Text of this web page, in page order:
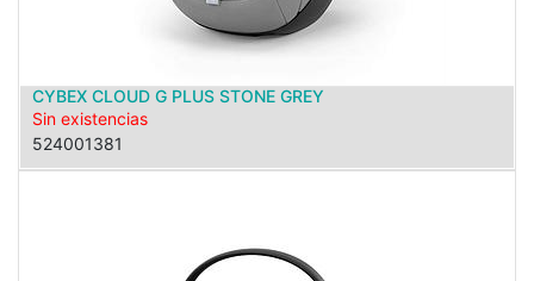
CYBEX CLOUD G PLUS STONE GREY
Sin existencias
524001381